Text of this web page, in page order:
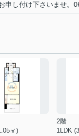
申し付け下さいませ。
㎡)
2階
1LDK